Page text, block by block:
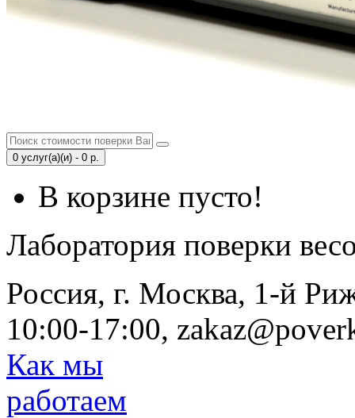
0 услуг(а)(и) - 0 р.
В корзине пусто!
Лаборатория поверки
Россия, г. Москва, 1-й
10:00-17:00,
Как мы
работаем